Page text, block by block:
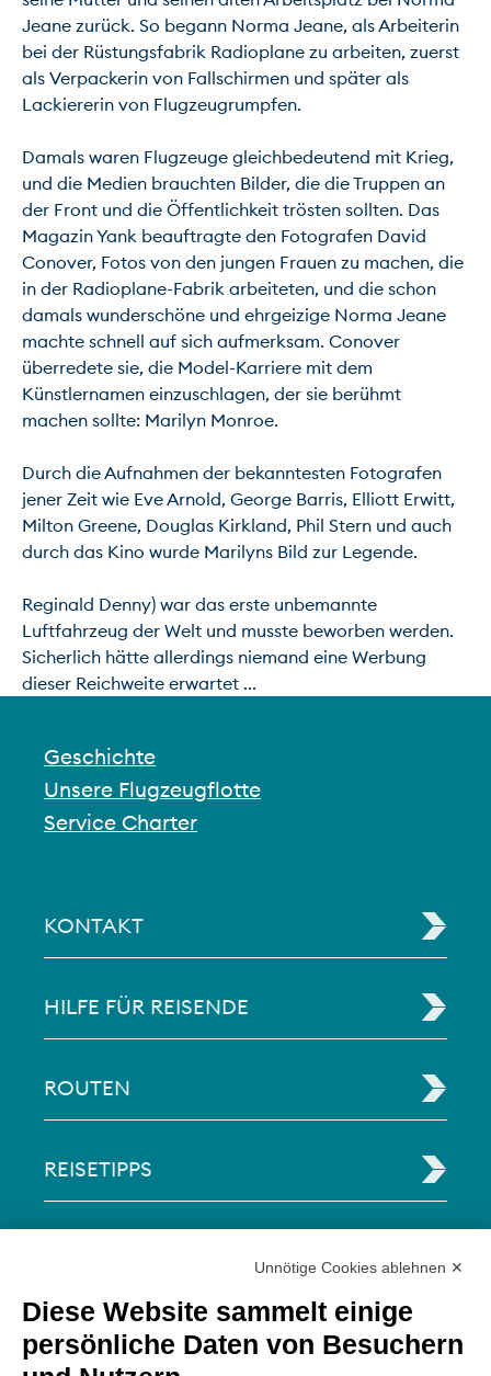
Jeane zurück. So begann Norma Jeane, als Arbeiterin
bei der Rüstungsfabrik Radioplane zu arbeiten, zuerst
als Verpackerin von Fallschirmen und später als
Lackiererin von Flugzeugrumpfen.
Damals waren Flugzeuge gleichbedeutend mit Krieg,
und die Medien brauchten Bilder, die die Truppen an
der Front und die Öffentlichkeit trösten sollten. Das
Magazin Yank beauftragte den Fotografen David
Conover, Fotos von den jungen Frauen zu machen, die
in der Radioplane-Fabrik arbeiteten, und die schon
damals wunderschöne und ehrgeizige Norma Jeane
machte schnell auf sich aufmerksam. Conover
überredete sie, die Model-Karriere mit dem
Künstlernamen einzuschlagen, der sie berühmt
machen sollte: Marilyn Monroe.
Durch die Aufnahmen der bekanntesten Fotografen
jener Zeit wie Eve Arnold, George Barris, Elliott Erwitt,
Milton Greene, Douglas Kirkland, Phil Stern und auch
durch das Kino wurde Marilyns Bild zur Legende.
Reginald Denny) war das erste unbemannte
Luftfahrzeug der Welt und musste beworben werden.
Sicherlich hätte allerdings niemand eine Werbung
dieser Reichweite erwartet ...
Geschichte
Unsere Flugzeugflotte
Service Charter
KONTAKT
HILFE FÜR REISENDE
ROUTEN
REISETIPPS
Via Paolo Bembo, 70 37062
Dossobuono di Villafranca (VR) Italy
Unnötige Cookies ablehnen ✕
Diese Website sammelt einige
persönliche Daten von Besuchern